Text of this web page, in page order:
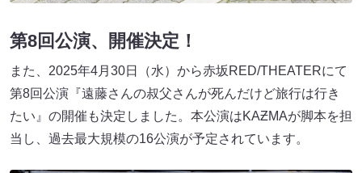
第8回公演、開催決定！
また、2025年4月30日（水）から赤坂RED/THEATERにて
第8回公演『遠藤さんの叔父さんが死んだけど旅行は行き
たい』の開催も決定しました。本公演はKAƵMAが脚本を担
当し、過去最大規模の16公演が予定されています。